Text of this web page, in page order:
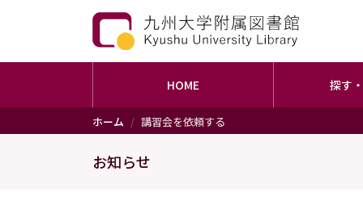
メインコンテンツに移動
HOME 探す
ホーム 講習会を依頼する
お知らせ